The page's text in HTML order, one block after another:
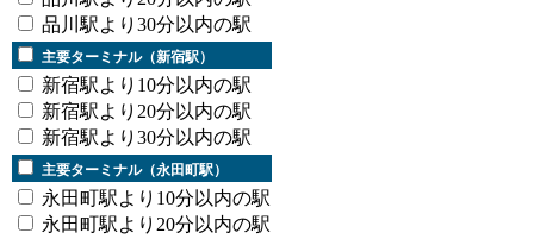
品川駅より30分以内の駅
主要ターミナル（新宿駅）
新宿駅より10分以内の駅
新宿駅より20分以内の駅
新宿駅より30分以内の駅
主要ターミナル（永田町駅）
永田町駅より10分以内の駅
永田町駅より20分以内の駅